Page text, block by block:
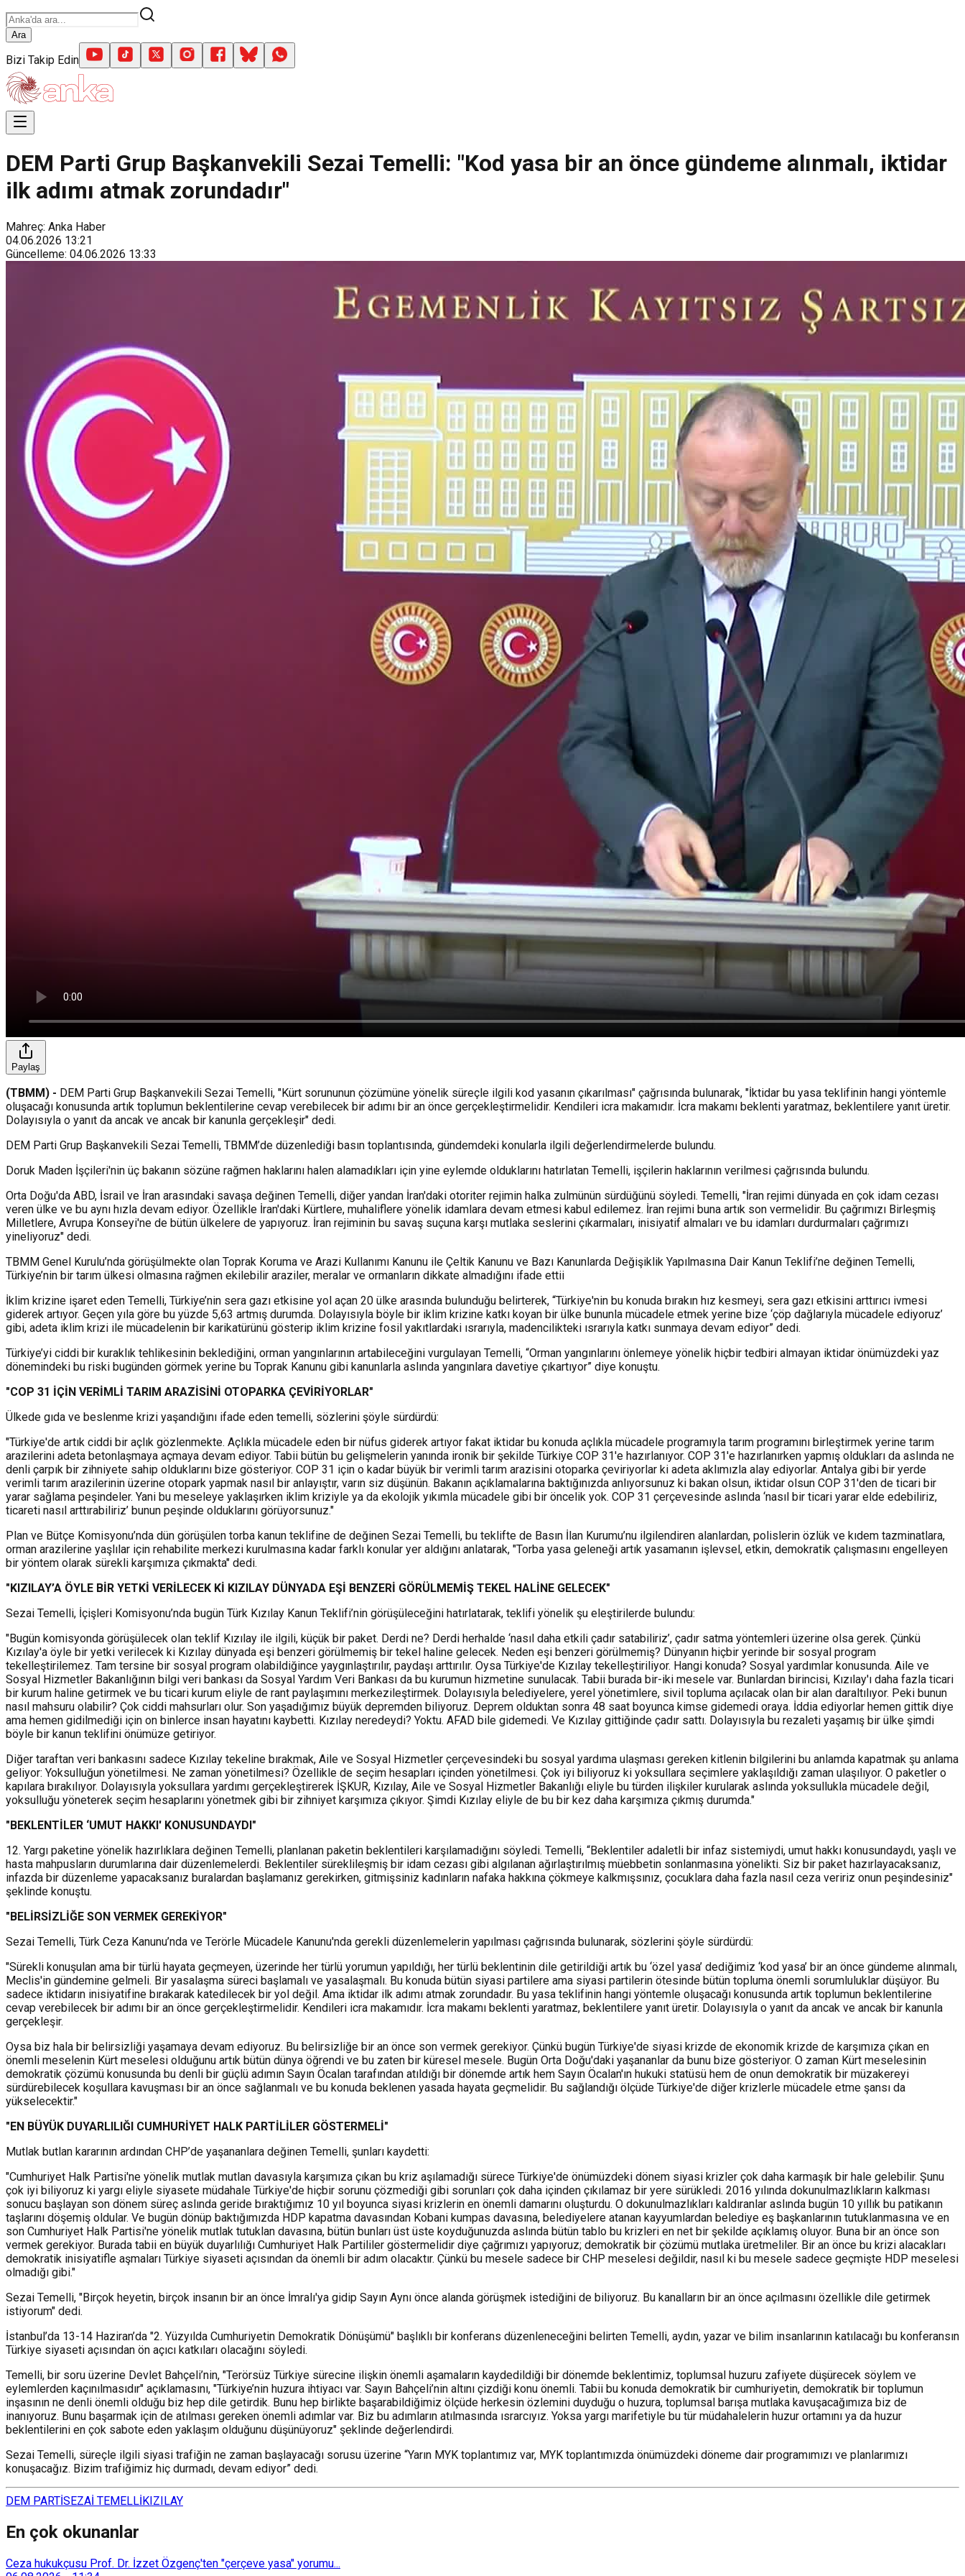
Ara
Bizi Takip Edin
DEM Parti Grup Başkanvekili Sezai Temelli: "Kod yasa bir an önce gündeme alınmalı, iktidar
ilk adımı atmak zorundadır"
Mahreç: Anka Haber
04.06.2026 13:21
Güncelleme: 04.06.2026 13:33
Paylaş
(TBMM) - DEM Parti Grup Başkanvekili Sezai Temelli, "Kürt sorununun çözümüne yönelik süreçle ilgili kod yasanın çıkarılması" çağrısında bulunarak, "İktidar bu yasa teklifinin hangi yöntemle
oluşacağı konusunda artık toplumun beklentilerine cevap verebilecek bir adımı bir an önce gerçekleştirmelidir. Kendileri icra makamıdır. İcra makamı beklenti yaratmaz, beklentilere yanıt üretir.
Dolayısıyla o yanıt da ancak ve ancak bir kanunla gerçekleşir" dedi.
DEM Parti Grup Başkanvekili Sezai Temelli, TBMM’de düzenlediği basın toplantısında, gündemdeki konularla ilgili değerlendirmelerde bulundu.
Doruk Maden İşçileri'nin üç bakanın sözüne rağmen haklarını halen alamadıkları için yine eylemde olduklarını hatırlatan Temelli, işçilerin haklarının verilmesi çağrısında bulundu.
Orta Doğu'da ABD, İsrail ve İran arasındaki savaşa değinen Temelli, diğer yandan İran'daki otoriter rejimin halka zulmünün sürdüğünü söyledi. Temelli, "İran rejimi dünyada en çok idam cezası
veren ülke ve bu aynı hızla devam ediyor. Özellikle İran'daki Kürtlere, muhaliflere yönelik idamlara devam etmesi kabul edilemez. İran rejimi buna artık son vermelidir. Bu çağrımızı Birleşmiş
Milletlere, Avrupa Konseyi'ne de bütün ülkelere de yapıyoruz. İran rejiminin bu savaş suçuna karşı mutlaka seslerini çıkarmaları, inisiyatif almaları ve bu idamları durdurmaları çağrımızı
yineliyoruz" dedi.
TBMM Genel Kurulu’nda görüşülmekte olan Toprak Koruma ve Arazi Kullanımı Kanunu ile Çeltik Kanunu ve Bazı Kanunlarda Değişiklik Yapılmasına Dair Kanun Teklifi’ne değinen Temelli,
Türkiye’nin bir tarım ülkesi olmasına rağmen ekilebilir araziler, meralar ve ormanların dikkate almadığını ifade ettii
İklim krizine işaret eden Temelli, Türkiye’nin sera gazı etkisine yol açan 20 ülke arasında bulunduğu belirterek, “Türkiye'nin bu konuda bırakın hız kesmeyi, sera gazı etkisini arttırıcı ivmesi
giderek artıyor. Geçen yıla göre bu yüzde 5,63 artmış durumda. Dolayısıyla böyle bir iklim krizine katkı koyan bir ülke bununla mücadele etmek yerine bize ‘çöp dağlarıyla mücadele ediyoruz’
gibi, adeta iklim krizi ile mücadelenin bir karikatürünü gösterip iklim krizine fosil yakıtlardaki ısrarıyla, madencilikteki ısrarıyla katkı sunmaya devam ediyor” dedi.
Türkiye’yi ciddi bir kuraklık tehlikesinin beklediğini, orman yangınlarının artabileceğini vurgulayan Temelli, “Orman yangınlarını önlemeye yönelik hiçbir tedbiri almayan iktidar önümüzdeki yaz
dönemindeki bu riski bugünden görmek yerine bu Toprak Kanunu gibi kanunlarla aslında yangınlara davetiye çıkartıyor” diye konuştu.
"COP 31 İÇİN VERİMLİ TARIM ARAZİSİNİ OTOPARKA ÇEVİRİYORLAR"
Ülkede gıda ve beslenme krizi yaşandığını ifade eden temelli, sözlerini şöyle sürdürdü:
"Türkiye'de artık ciddi bir açlık gözlenmekte. Açlıkla mücadele eden bir nüfus giderek artıyor fakat iktidar bu konuda açlıkla mücadele programıyla tarım programını birleştirmek yerine tarım
arazilerini adeta betonlaşmaya açmaya devam ediyor. Tabii bütün bu gelişmelerin yanında ironik bir şekilde Türkiye COP 31'e hazırlanıyor. COP 31'e hazırlanırken yapmış oldukları da aslında ne
denli çarpık bir zihniyete sahip olduklarını bize gösteriyor. COP 31 için o kadar büyük bir verimli tarım arazisini otoparka çeviriyorlar ki adeta aklımızla alay ediyorlar. Antalya gibi bir yerde
verimli tarım arazilerinin üzerine otopark yapmak nasıl bir anlayıştır, varın siz düşünün. Bakanın açıklamalarına baktığınızda anlıyorsunuz ki bakan olsun, iktidar olsun COP 31'den de ticari bir
yarar sağlama peşindeler. Yani bu meseleye yaklaşırken iklim kriziyle ya da ekolojik yıkımla mücadele gibi bir öncelik yok. COP 31 çerçevesinde aslında ‘nasıl bir ticari yarar elde edebiliriz,
ticareti nasıl arttırabiliriz’ bunun peşinde olduklarını görüyorsunuz."
Plan ve Bütçe Komisyonu’nda dün görüşülen torba kanun teklifine de değinen Sezai Temelli, bu teklifte de Basın İlan Kurumu’nu ilgilendiren alanlardan, polislerin özlük ve kıdem tazminatlara,
orman arazilerine yaşlılar için rehabilite merkezi kurulmasına kadar farklı konular yer aldığını anlatarak, "Torba yasa geleneği artık yasamanın işlevsel, etkin, demokratik çalışmasını engelleyen
bir yöntem olarak sürekli karşımıza çıkmakta" dedi.
"KIZILAY’A ÖYLE BİR YETKİ VERİLECEK Kİ KIZILAY DÜNYADA EŞİ BENZERİ GÖRÜLMEMİŞ TEKEL HALİNE GELECEK"
Sezai Temelli, İçişleri Komisyonu’nda bugün Türk Kızılay Kanun Teklifi’nin görüşüleceğini hatırlatarak, teklifi yönelik şu eleştirilerde bulundu:
"Bugün komisyonda görüşülecek olan teklif Kızılay ile ilgili, küçük bir paket. Derdi ne? Derdi herhalde ‘nasıl daha etkili çadır satabiliriz’, çadır satma yöntemleri üzerine olsa gerek. Çünkü
Kızılay'a öyle bir yetki verilecek ki Kızılay dünyada eşi benzeri görülmemiş bir tekel haline gelecek. Neden eşi benzeri görülmemiş? Dünyanın hiçbir yerinde bir sosyal program
tekelleştirilemez. Tam tersine bir sosyal program olabildiğince yaygınlaştırılır, paydaşı arttırılır. Oysa Türkiye'de Kızılay tekelleştiriliyor. Hangi konuda? Sosyal yardımlar konusunda. Aile ve
Sosyal Hizmetler Bakanlığının bilgi veri bankası da Sosyal Yardım Veri Bankası da bu kurumun hizmetine sunulacak. Tabii burada bir-iki mesele var. Bunlardan birincisi, Kızılay'ı daha fazla ticari
bir kurum haline getirmek ve bu ticari kurum eliyle de rant paylaşımını merkezileştirmek. Dolayısıyla belediyelere, yerel yönetimlere, sivil topluma açılacak olan bir alan daraltılıyor. Peki bunun
nasıl mahsuru olabilir? Çok ciddi mahsurları olur. Son yaşadığımız büyük depremden biliyoruz. Deprem olduktan sonra 48 saat boyunca kimse gidemedi oraya. İddia ediyorlar hemen gittik diye
ama hemen gidilmediği için on binlerce insan hayatını kaybetti. Kızılay neredeydi? Yoktu. AFAD bile gidemedi. Ve Kızılay gittiğinde çadır sattı. Dolayısıyla bu rezaleti yaşamış bir ülke şimdi
böyle bir kanun teklifini önümüze getiriyor.
Diğer taraftan veri bankasını sadece Kızılay tekeline bırakmak, Aile ve Sosyal Hizmetler çerçevesindeki bu sosyal yardıma ulaşması gereken kitlenin bilgilerini bu anlamda kapatmak şu anlama
geliyor: Yoksulluğun yönetilmesi. Ne zaman yönetilmesi? Özellikle de seçim hesapları içinden yönetilmesi. Çok iyi biliyoruz ki yoksullara seçimlere yaklaşıldığı zaman ulaşılıyor. O paketler o
kapılara bırakılıyor. Dolayısıyla yoksullara yardımı gerçekleştirerek İŞKUR, Kızılay, Aile ve Sosyal Hizmetler Bakanlığı eliyle bu türden ilişkiler kurularak aslında yoksullukla mücadele değil,
yoksulluğu yöneterek seçim hesaplarını yönetmek gibi bir zihniyet karşımıza çıkıyor. Şimdi Kızılay eliyle de bu bir kez daha karşımıza çıkmış durumda."
"BEKLENTİLER ‘UMUT HAKKI' KONUSUNDAYDI"
12. Yargı paketine yönelik hazırlıklara değinen Temelli, planlanan paketin beklentileri karşılamadığını söyledi. Temelli, “Beklentiler adaletli bir infaz sistemiydi, umut hakkı konusundaydı, yaşlı ve
hasta mahpusların durumlarına dair düzenlemelerdi. Beklentiler süreklileşmiş bir idam cezası gibi algılanan ağırlaştırılmış müebbetin sonlanmasına yönelikti. Siz bir paket hazırlayacaksanız,
infazda bir düzenleme yapacaksanız buralardan başlamanız gerekirken, gitmişsiniz kadınların nafaka hakkına çökmeye kalkmışsınız, çocuklara daha fazla nasıl ceza veririz onun peşindesiniz"
şeklinde konuştu.
"BELİRSİZLİĞE SON VERMEK GEREKİYOR"
Sezai Temelli, Türk Ceza Kanunu’nda ve Terörle Mücadele Kanunu'nda gerekli düzenlemelerin yapılması çağrısında bulunarak, sözlerini şöyle sürdürdü:
"Sürekli konuşulan ama bir türlü hayata geçmeyen, üzerinde her türlü yorumun yapıldığı, her türlü beklentinin dile getirildiği artık bu ‘özel yasa’ dediğimiz ‘kod yasa’ bir an önce gündeme alınmalı,
Meclis'in gündemine gelmeli. Bir yasalaşma süreci başlamalı ve yasalaşmalı. Bu konuda bütün siyasi partilere ama siyasi partilerin ötesinde bütün topluma önemli sorumluluklar düşüyor. Bu
sadece iktidarın inisiyatifine bırakarak katedilecek bir yol değil. Ama iktidar ilk adımı atmak zorundadır. Bu yasa teklifinin hangi yöntemle oluşacağı konusunda artık toplumun beklentilerine
cevap verebilecek bir adımı bir an önce gerçekleştirmelidir. Kendileri icra makamıdır. İcra makamı beklenti yaratmaz, beklentilere yanıt üretir. Dolayısıyla o yanıt da ancak ve ancak bir kanunla
gerçekleşir.
Oysa biz hala bir belirsizliği yaşamaya devam ediyoruz. Bu belirsizliğe bir an önce son vermek gerekiyor. Çünkü bugün Türkiye'de siyasi krizde de ekonomik krizde de karşımıza çıkan en
önemli meselenin Kürt meselesi olduğunu artık bütün dünya öğrendi ve bu zaten bir küresel mesele. Bugün Orta Doğu'daki yaşananlar da bunu bize gösteriyor. O zaman Kürt meselesinin
demokratik çözümü konusunda bu denli bir güçlü adımın Sayın Öcalan tarafından atıldığı bir dönemde artık hem Sayın Öcalan'ın hukuki statüsü hem de onun demokratik bir müzakereyi
sürdürebilecek koşullara kavuşması bir an önce sağlanmalı ve bu konuda beklenen yasada hayata geçmelidir. Bu sağlandığı ölçüde Türkiye'de diğer krizlerle mücadele etme şansı da
yükselecektir."
"EN BÜYÜK DUYARLILIĞI CUMHURİYET HALK PARTİLİLER GÖSTERMELİ"
Mutlak butlan kararının ardından CHP’de yaşananlara değinen Temelli, şunları kaydetti:
"Cumhuriyet Halk Partisi'ne yönelik mutlak mutlan davasıyla karşımıza çıkan bu kriz aşılamadığı sürece Türkiye'de önümüzdeki dönem siyasi krizler çok daha karmaşık bir hale gelebilir. Şunu
çok iyi biliyoruz ki yargı eliyle siyasete müdahale Türkiye'de hiçbir sorunu çözmediği gibi sorunları çok daha içinden çıkılamaz bir yere sürükledi. 2016 yılında dokunulmazlıkların kalkması
sonucu başlayan son dönem süreç aslında geride bıraktığımız 10 yıl boyunca siyasi krizlerin en önemli damarını oluşturdu. O dokunulmazlıkları kaldıranlar aslında bugün 10 yıllık bu patikanın
taşlarını döşemiş oldular. Ve bugün dönüp baktığımızda HDP kapatma davasından Kobani kumpas davasına, belediyelere atanan kayyumlardan belediye eş başkanlarının tutuklanmasına ve en
son Cumhuriyet Halk Partisi'ne yönelik mutlak tutuklan davasına, bütün bunları üst üste koyduğunuzda aslında bütün tablo bu krizleri en net bir şekilde açıklamış oluyor. Buna bir an önce son
vermek gerekiyor. Burada tabii en büyük duyarlılığı Cumhuriyet Halk Partililer göstermelidir diye çağrımızı yapıyoruz; demokratik bir çözümü mutlaka üretmeliler. Bir an önce bu krizi alacakları
demokratik inisiyatifle aşmaları Türkiye siyaseti açısından da önemli bir adım olacaktır. Çünkü bu mesele sadece bir CHP meselesi değildir, nasıl ki bu mesele sadece geçmişte HDP meselesi
olmadığı gibi."
Sezai Temelli, "Birçok heyetin, birçok insanın bir an önce İmralı'ya gidip Sayın Aynı önce alanda görüşmek istediğini de biliyoruz. Bu kanalların bir an önce açılmasını özellikle dile getirmek
istiyorum" dedi.
İstanbul’da 13-14 Haziran’da "2. Yüzyılda Cumhuriyetin Demokratik Dönüşümü" başlıklı bir konferans düzenleneceğini belirten Temelli, aydın, yazar ve bilim insanlarının katılacağı bu konferansın
Türkiye siyaseti açısından ön açıcı katkıları olacağını söyledi.
Temelli, bir soru üzerine Devlet Bahçeli’nin, "Terörsüz Türkiye sürecine ilişkin önemli aşamaların kaydedildiği bir dönemde beklentimiz, toplumsal huzuru zafiyete düşürecek söylem ve
eylemlerden kaçınılmasıdır" açıklamasını, "Türkiye’nin huzura ihtiyacı var. Sayın Bahçeli’nin altını çizdiği konu önemli. Tabii bu konuda demokratik bir cumhuriyetin, demokratik bir toplumun
inşasının ne denli önemli olduğu biz hep dile getirdik. Bunu hep birlikte başarabildiğimiz ölçüde herkesin özlemini duyduğu o huzura, toplumsal barışa mutlaka kavuşacağımıza biz de
inanıyoruz. Bunu başarmak için de atılması gereken önemli adımlar var. Biz bu adımların atılmasında ısrarcıyız. Yoksa yargı marifetiyle bu tür müdahalelerin huzur ortamını ya da huzur
beklentilerini en çok sabote eden yaklaşım olduğunu düşünüyoruz" şeklinde değerlendirdi.
Sezai Temelli, süreçle ilgili siyasi trafiğin ne zaman başlayacağı sorusu üzerine “Yarın MYK toplantımız var, MYK toplantımızda önümüzdeki döneme dair programımızı ve planlarımızı
konuşacağız. Bizim trafiğimiz hiç durmadı, devam ediyor” dedi.
DEM PARTİSEZAİ TEMELLİKIZILAY
En çok okunanlar
Ceza hukukçusu Prof. Dr. İzzet Özgenç'ten "çerçeve yasa" yorumu...